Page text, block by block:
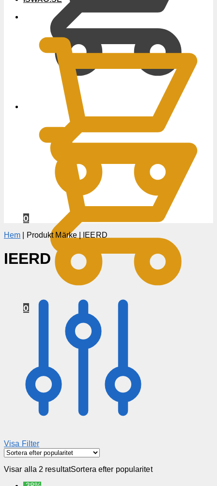
0
0
Hem Produkt Märke| IEERD
IEERD
Visa Filter
Visar alla 2 resultatSortera efter popularitet